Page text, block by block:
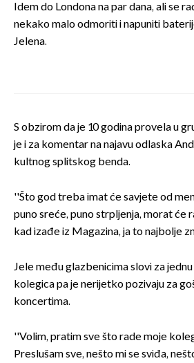
Idem do Londona na par dana, ali se
nekako malo odmoriti i napuniti
Jelena.
S obzirom da je 10 godina provela u
je i za komentar na najavu odlaska
kultnog splitskog benda.
''Što god treba imat će savjete od
puno sreće, puno strpljenja, morat će
kad izađe iz Magazina, ja to najbolje
Jele među glazbenicima slovi za
kolegica pa je nerijetko pozivaju za
koncertima.
''Volim, pratim sve što rade moje
Preslušam sve, nešto mi se sviđa,